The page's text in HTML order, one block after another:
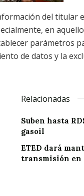
del titular
en
parámetros
de datos y la
Relacionadas
Suben hasta
gasoil
ETED dará
transmisión en